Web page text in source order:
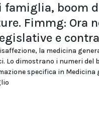
famiglia, boom
Fimmg: Ora
e
la medicina
Lo dimostrano i numeri del
specifica in Medicina